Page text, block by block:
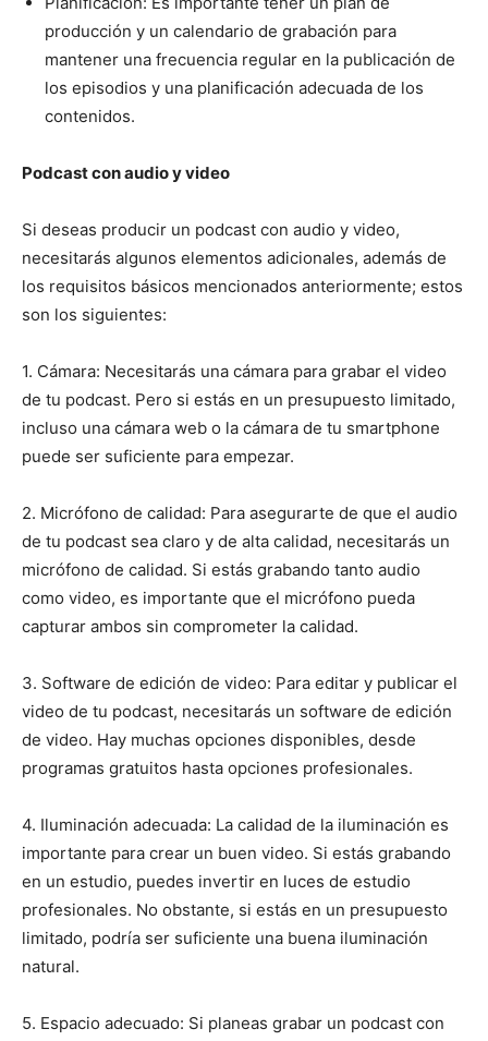
producción y un calendario de grabación para
mantener una frecuencia regular en la publicación de
los episodios y una planificación adecuada de los
contenidos.
Podcast con audio y video
Si deseas producir un podcast con audio y video,
necesitarás algunos elementos adicionales, además de
los requisitos básicos mencionados anteriormente; estos
son los siguientes:
1. Cámara: Necesitarás una cámara para grabar el video
de tu podcast. Pero si estás en un presupuesto limitado,
incluso una cámara web o la cámara de tu smartphone
puede ser suficiente para empezar.
2. Micrófono de calidad: Para asegurarte de que el audio
de tu podcast sea claro y de alta calidad, necesitarás un
micrófono de calidad. Si estás grabando tanto audio
como video, es importante que el micrófono pueda
capturar ambos sin comprometer la calidad.
3. Software de edición de video: Para editar y publicar el
video de tu podcast, necesitarás un software de edición
de video. Hay muchas opciones disponibles, desde
programas gratuitos hasta opciones profesionales.
4. Iluminación adecuada: La calidad de la iluminación es
importante para crear un buen video. Si estás grabando
en un estudio, puedes invertir en luces de estudio
profesionales. No obstante, si estás en un presupuesto
limitado, podría ser suficiente una buena iluminación
natural.
5. Espacio adecuado: Si planeas grabar un podcast con